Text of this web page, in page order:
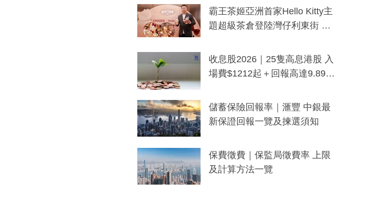
分鐘生成「貼地」宣傳短片
霸王茶姬亞洲首家Hello Kitty主
題超級茶倉登陸灣仔利東街 推
y及香港限定特調系列
收息股2026｜25隻高息港股 入
場費$1212起＋回報高達9.89
儲蓄保險回報率｜滙豐 中銀最
新保證回報一覽及揀選須知
保費徵費｜保監局徵費率 上限
及計算方法一覽